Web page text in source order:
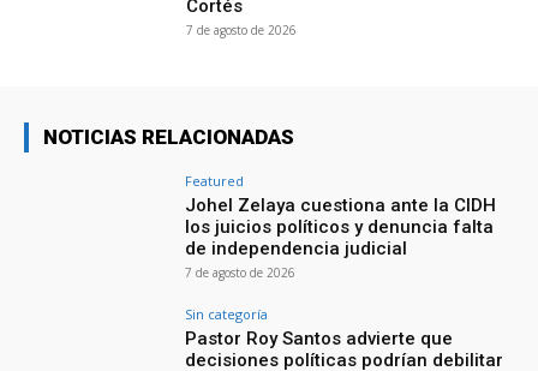
Cortés
7 de agosto de 2026
NOTICIAS RELACIONADAS
Featured
Johel Zelaya cuestiona ante la CIDH
los juicios políticos y denuncia falta
de independencia judicial
7 de agosto de 2026
Sin categoría
Pastor Roy Santos advierte que
decisiones políticas podrían debilitar